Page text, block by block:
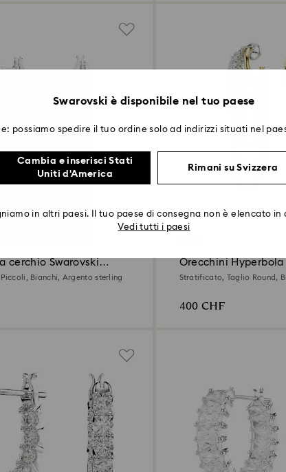
cerchio Swarovski
Bianchi, Argento sterling
Orecchini Hyperbola
Stratificato, Taglio Round,
400 CHF
Swarovski è disponibile nel tuo paese
possiamo spedire il tuo ordine solo ad indirizzi situati nel
Cambia e inserisci Stati
Uniti d'America
Rimani su Svizzera
in altri paesi. Il tuo paese di consegna non è elencato in
Vedi tutti i paesi